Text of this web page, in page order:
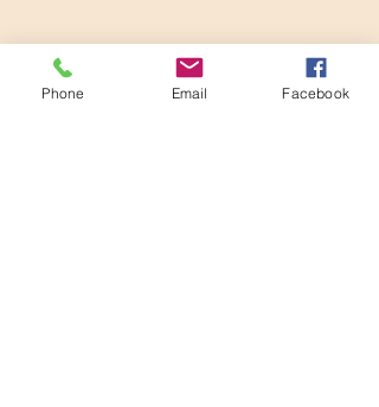
Phone Email Facebook